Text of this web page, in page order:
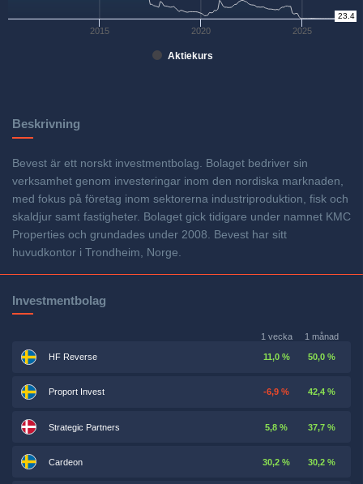
Aktiekurs
2015 2020 2025
0
23.4
Beskrivning
Bevest är ett norskt investmentbolag. Bolaget bedriver sin
verksamhet genom investeringar inom den nordiska marknaden,
med fokus på företag inom sektorerna industriproduktion, fisk och
skaldjur samt fastigheter. Bolaget gick tidigare under namnet KMC
Properties och grundades under 2008. Bevest har sitt
huvudkontor i Trondheim, Norge.
Investmentbolag
1 vecka 1 månad
HF Reverse 11,0 % 50,0 %
Proport Invest -6,9 % 42,4 %
Strategic Partners 5,8 % 37,7 %
Cardeon 30,2 % 30,2 %